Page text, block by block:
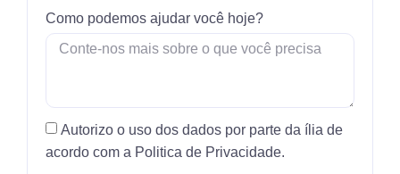
Como podemos ajudar você hoje?
Autorizo o uso dos dados por parte da ília de
acordo com a Politica de Privacidade.